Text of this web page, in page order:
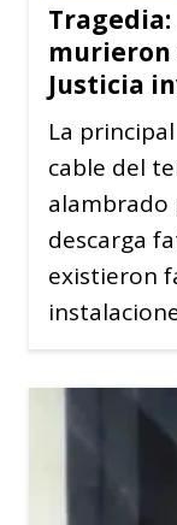
murieron
Justicia
La
cable del
alambrado
descarga
existieron